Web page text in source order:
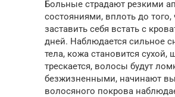
Больные страдают резкими
состояниями, вплоть до того,
заставить себя встать с
дней. Наблюдается сильное
тела, кожа становится сухой,
трескается, волосы будут
безжизненными, начинают
волосяного покрова